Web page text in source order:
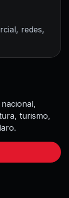
redes,
turismo,